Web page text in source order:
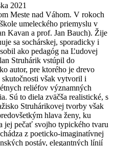
2021
Meste nad Váhom. V rokoch
umeleckého priemyslu v
Kavan a prof. Jan Bauch). Žije
sa sochárskej, sporadicky i
ako pedagóg na Ľudovej
Struhárik vstúpil do
autor, pre ktorého je drevo
však vytvoril i
reliéfov významných
Sú to diela zväčša realistické, s
Struhárikovej tvorby však
hlava ženy, ku
jej pečať svojho typického tvaru
z poeticko-imaginatívnej
postáv, elegantných línií